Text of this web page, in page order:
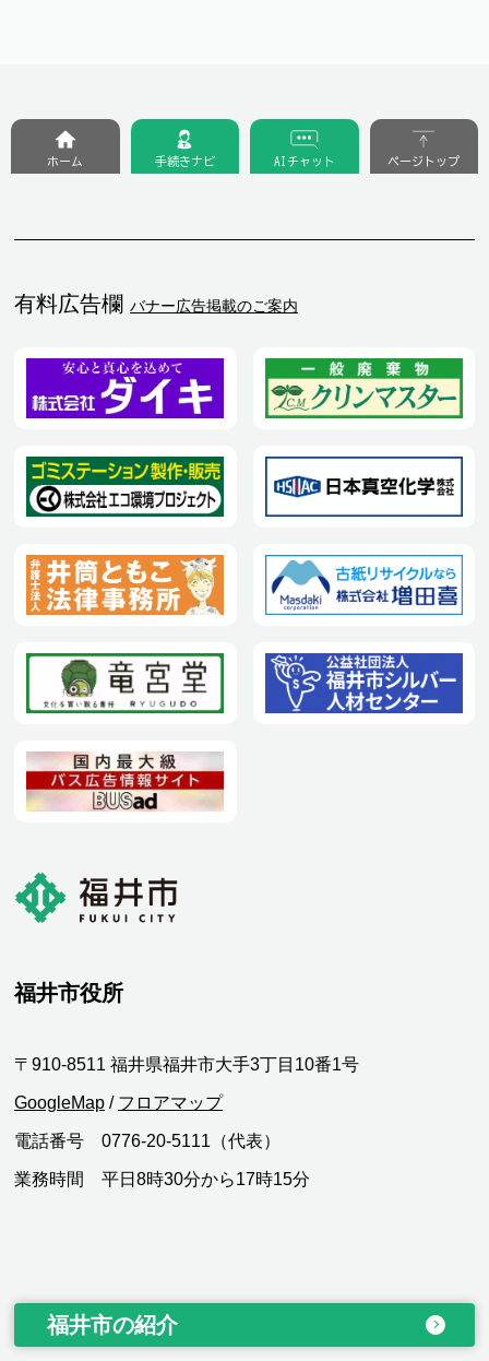
有料広告欄 バナー広告掲載のご案内
ホーム 手続きナビ AIチャット ページトップ
福井市役所
〒910-8511 福井県福井市大手3丁目10番1号
GoogleMap / フロアマップ
電話番号 0776-20-5111（代表）
業務時間 平日8時30分から17時15分
福井市の紹介